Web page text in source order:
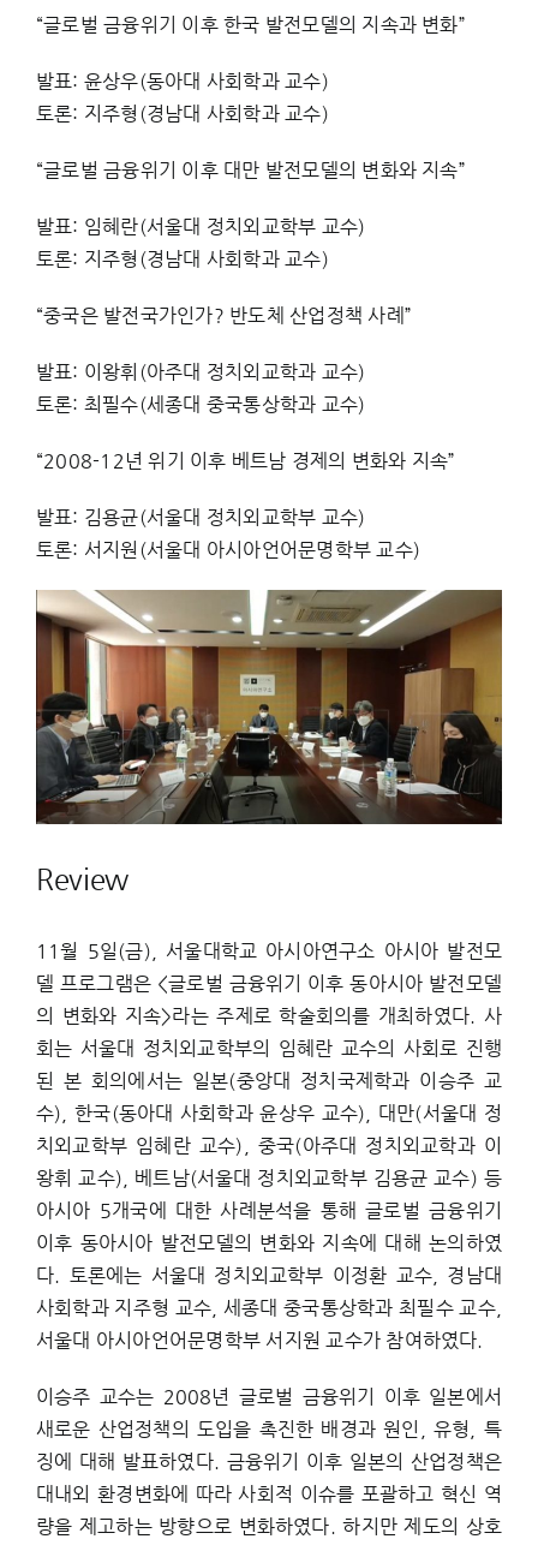
“글로벌 금융위기 이후 한국 발전모델의 지속과 변화”
발표: 윤상우(동아대 사회학과 교수)
토론: 지주형(경남대 사회학과 교수)
“글로벌 금융위기 이후 대만 발전모델의 변화와 지속”
발표: 임혜란(서울대 정치외교학부 교수)
토론: 지주형(경남대 사회학과 교수)
“중국은 발전국가인가? 반도체 산업정책 사례”
발표: 이왕휘(아주대 정치외교학과 교수)
토론: 최필수(세종대 중국통상학과 교수)
“2008-12년 위기 이후 베트남 경제의 변화와 지속”
발표: 김용균(서울대 정치외교학부 교수)
토론: 서지원(서울대 아시아언어문명학부 교수)
Review
11월 5일(금), 서울대학교 아시아연구소 아시아 발전모
델 프로그램은 <글로벌 금융위기 이후 동아시아 발전모델
의 변화와 지속>라는 주제로 학술회의를 개최하였다. 사
회는 서울대 정치외교학부의 임혜란 교수의 사회로 진행
된 본 회의에서는 일본(중앙대 정치국제학과 이승주 교
수), 한국(동아대 사회학과 윤상우 교수), 대만(서울대 정
치외교학부 임혜란 교수), 중국(아주대 정치외교학과 이
왕휘 교수), 베트남(서울대 정치외교학부 김용균 교수) 등
아시아 5개국에 대한 사례분석을 통해 글로벌 금융위기
이후 동아시아 발전모델의 변화와 지속에 대해 논의하였
다. 토론에는 서울대 정치외교학부 이정환 교수, 경남대
사회학과 지주형 교수, 세종대 중국통상학과 최필수 교수,
서울대 아시아언어문명학부 서지원 교수가 참여하였다.
이승주 교수는 2008년 글로벌 금융위기 이후 일본에서
새로운 산업정책의 도입을 촉진한 배경과 원인, 유형, 특
징에 대해 발표하였다. 금융위기 이후 일본의 산업정책은
대내외 환경변화에 따라 사회적 이슈를 포괄하고 혁신 역
량을 제고하는 방향으로 변화하였다. 하지만 제도의 상호